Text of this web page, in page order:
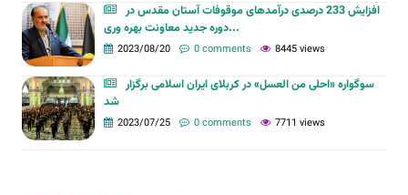
افزایش 233 درصدی درآمدهای موقوفات آستان مقدس در
دوره جدید معاونت بهره وری...
2023/08/20 0 comments 8445 views
سوگواره «احلی من العسل» در کربلای ایران اسلامی برگزار
شد
2023/07/25 0 comments 7711 views